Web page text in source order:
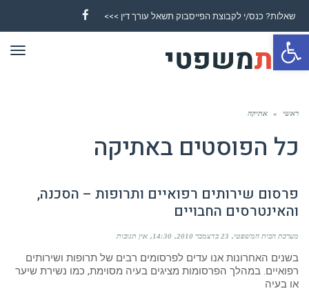
פתח סרגל נגישות
שאלות? כנס/י לקבוצת הפייסבוק תשאל עורך דין >>>
Facebook
ראשי » אתיקה
כל הפוסטים באתיקה
פרסום שירותים רפואיים ותרופות – הסכנה,
והאינטרסים החבויים
מערכת הבית המשפטי 23 בדצמבר 2010 14:30 אין תגובות
בשנים האחרונות אנו עדים לפרסומים רבים של תרופות ושירותים
רפואיים. במהלך הפרסומות מציגים בעיה מסוימת, כמו נשירת שיער
או בעיה